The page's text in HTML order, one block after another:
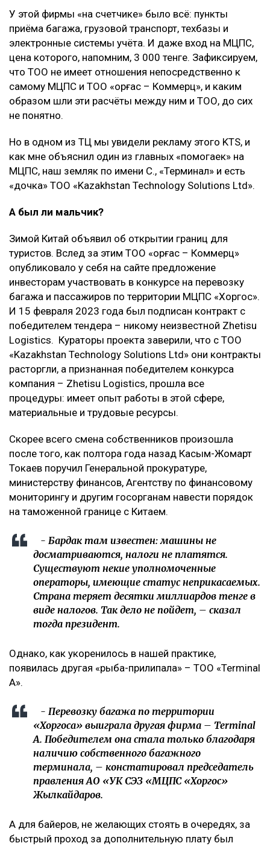
У этой фирмы «на счетчике» было всё: пункты
приёма багажа, грузовой транспорт, техбазы и
электронные системы учёта. И даже вход на МЦПС,
цена которого, напомним, 3 000 тенге. Зафиксируем,
что ТОО не имеет отношения непосредственно к
самому МЦПС и ТОО «Қорғас – Коммерц», и каким
образом шли эти расчёты между ним и ТОО, до сих
не понятно.
Но в одном из ТЦ мы увидели рекламу этого KTS, и
как мне объяснил один из главных «помогаек» на
МЦПС, наш земляк по имени С., «Терминал» и есть
«дочка» ТОО «Kazakhstan Technology Solutions Ltd».
А был ли мальчик?
Зимой Китай объявил об открытии границ для
туристов. Вслед за этим ТОО «Қорғас – Коммерц»
опубликовало у себя на сайте предложение
инвесторам участвовать в конкурсе на перевозку
багажа и пассажиров по территории МЦПС «Хоргос».
И 15 февраля 2023 года был подписан контракт с
победителем тендера – никому неизвестной Zhetisu
Logistics. Кураторы проекта заверили, что с ТОО
«Kazakhstan Technology Solutions Ltd» они контракты
расторгли, а признанная победителем конкурса
компания – Zhetisu Logistics, прошла все
процедуры: имеет опыт работы в этой сфере,
материальные и трудовые ресурсы.
Скорее всего смена собственников произошла
после того, как полтора года назад Касым-Жомарт
Токаев поручил Генеральной прокуратуре,
министерству финансов, Агентству по финансовому
мониторингу и другим госорганам навести порядок
на таможенной границе с Китаем.
- Бардак там известен: машины не
досматриваются, налоги не платятся.
Существуют некие уполномоченные
операторы, имеющие статус неприкасаемых.
Страна теряет десятки миллиардов тенге в
виде налогов. Так дело не пойдет, – сказал
тогда президент.
Однако, как укоренилось в нашей практике,
появилась другая «рыба-прилипала» – ТОО «Terminal
A».
- Перевозку багажа по территории
«Хоргоса» выиграла другая фирма – Terminal
A. Победителем она стала только благодаря
наличию собственного багажного
терминала, – констатировал председатель
правления АО «УК СЭЗ «МЦПС «Хоргос»
Жылкайдаров.
А для байеров, не желающих стоять в очередях, за
быстрый проход за дополнительную плату был